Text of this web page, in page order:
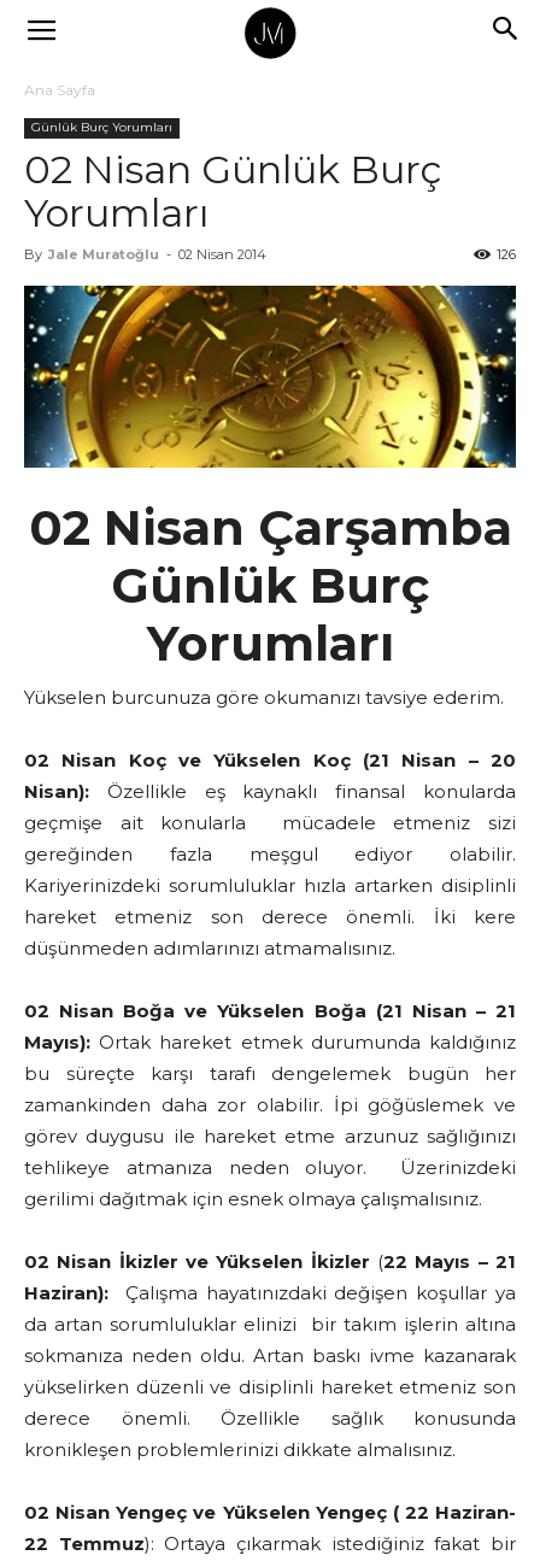
Ana Sayfa
Günlük Burç Yorumları
02 Nisan Günlük Burç
Yorumları
By Jale Muratoğlu - 02 Nisan 2014 126
02 Nisan Çarşamba
Günlük Burç
Yorumları
Yükselen burcunuza göre okumanızı tavsiye ederim.
02 Nisan Koç ve Yükselen Koç (21 Nisan – 20
Nisan): Özellikle eş kaynaklı finansal konularda
geçmişe ait konularla mücadele etmeniz sizi
gereğinden fazla meşgul ediyor olabilir.
Kariyerinizdeki sorumluluklar hızla artarken disiplinli
hareket etmeniz son derece önemli. İki kere
düşünmeden adımlarınızı atmamalısınız.
02 Nisan Boğa ve Yükselen Boğa (21 Nisan – 21
Mayıs): Ortak hareket etmek durumunda kaldığınız
bu süreçte karşı tarafı dengelemek bugün her
zamankinden daha zor olabilir. İpi göğüslemek ve
görev duygusu ile hareket etme arzunuz sağlığınızı
tehlikeye atmanıza neden oluyor. Üzerinizdeki
gerilimi dağıtmak için esnek olmaya çalışmalısınız.
02 Nisan İkizler ve Yükselen İkizler (22 Mayıs – 21
Haziran):
Çalışma hayatınızdaki değişen koşullar ya
da artan sorumluluklar elinizi bir takım işlerin altına
sokmanıza neden oldu. Artan baskı ivme kazanarak
yükselirken düzenli ve disiplinli hareket etmeniz son
derece önemli. Özellikle sağlık konusunda
kronikleşen problemlerinizi dikkate almalısınız.
02 Nisan Yengeç ve Yükselen Yengeç ( 22 Haziran-
22 Temmuz): Ortaya çıkarmak istediğiniz fakat bir